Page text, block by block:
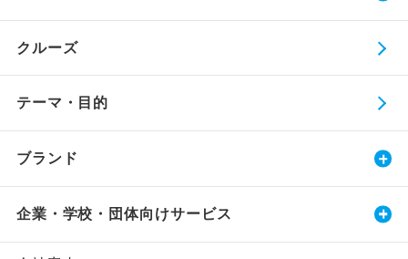
クルーズ
テーマ・目的
ブランド
企業・学校・団体向けサービス